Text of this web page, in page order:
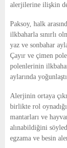
U
alerjilerine ilişkin
Paksoy, halk
ilkbaharla sınırlı
yaz ve sonbahar
Çayır ve çimen
polenlerinin
aylarında
Alerjinin ortaya
birlikte rol
mantarları ve
alınabildiğini
egzama ve besin